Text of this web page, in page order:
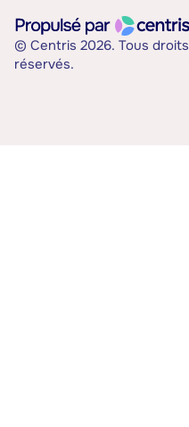
© Centris 2026. Tous droits
réservés.